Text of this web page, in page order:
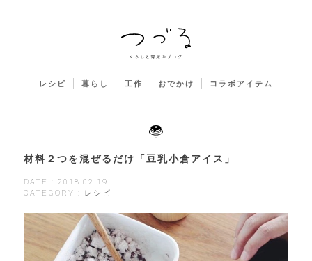
レシピ 暮らし 工作 おでかけ コラボアイテム
材料２つを混ぜるだけ「豆乳小倉アイス」
DATE : 2018.02.19
CATEGORY : レシピ